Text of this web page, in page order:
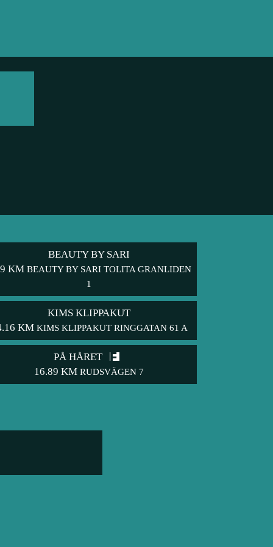
BEAUTY BY SARI
KM BEAUTY BY SARI TOLITA GRANLIDEN
1
KIMS KLIPPAKUT
KM KIMS KLIPPAKUT RINGGATAN 61 A
PÅ HÅRET
16.89 KM RUDSVÄGEN 7